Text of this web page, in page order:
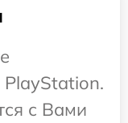
PlayStation.
с Вами